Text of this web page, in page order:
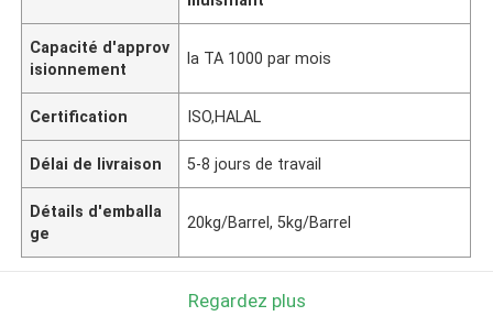
Capacité d'approv
isionnement
la TA 1000 par mois
Certification ISO,HALAL
Délai de livraison 5-8 jours de travail
Détails d'emballa
ge
20kg/Barrel, 5kg/Barrel
Regardez plus